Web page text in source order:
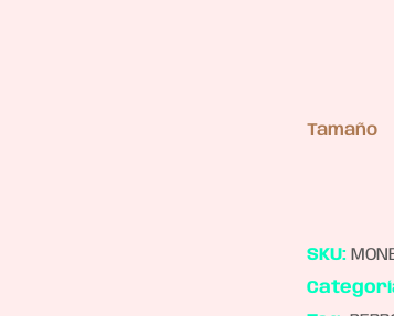
Tamaño
SKU: